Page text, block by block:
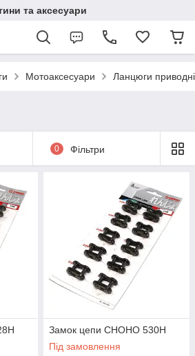
та аксесуари
Мотоаксесуари Ланцюги приводні
0 Фільтри
Замок цепи CHOHO 530H
Під замовлення